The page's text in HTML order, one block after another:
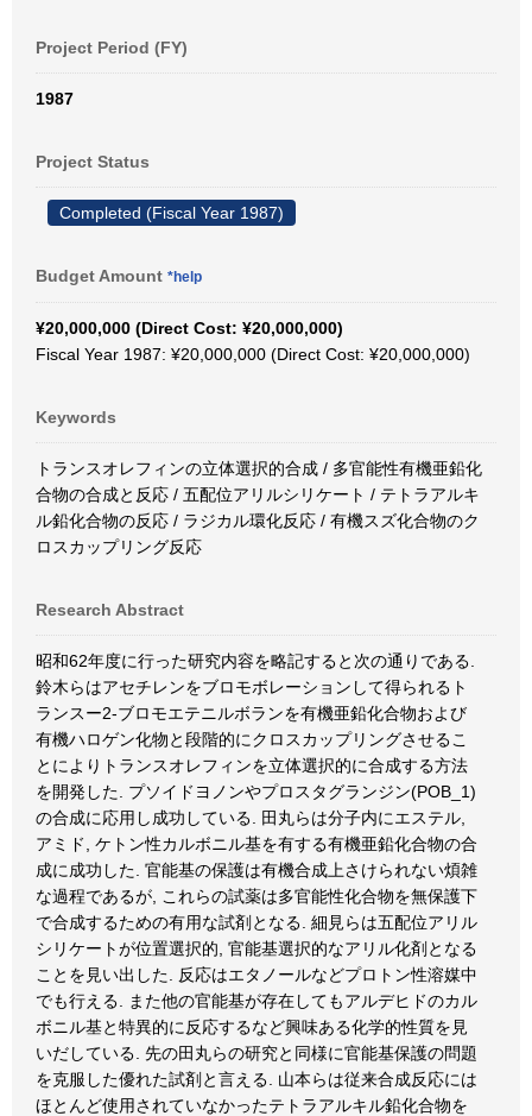
Project Period (FY)
1987
Project Status
Completed (Fiscal Year 1987)
Budget Amount *help
¥20,000,000 (Direct Cost: ¥20,000,000)
Fiscal Year 1987: ¥20,000,000 (Direct Cost: ¥20,000,000)
Keywords
トランスオレフィンの立体選択的合成 / 多官能性有機亜鉛化
合物の合成と反応 / 五配位アリルシリケート / テトラアルキ
ル鉛化合物の反応 / ラジカル環化反応 / 有機スズ化合物のク
ロスカップリング反応
Research Abstract
昭和62年度に行った研究内容を略記すると次の通りである.
鈴木らはアセチレンをブロモボレーションして得られるト
ランスー2-ブロモエテニルボランを有機亜鉛化合物および
有機ハロゲン化物と段階的にクロスカップリングさせるこ
とによりトランスオレフィンを立体選択的に合成する方法
を開発した. プソイドヨノンやプロスタグランジン(POB_1)
の合成に応用し成功している. 田丸らは分子内にエステル,
アミド, ケトン性カルボニル基を有する有機亜鉛化合物の合
成に成功した. 官能基の保護は有機合成上さけられない煩雑
な過程であるが, これらの試薬は多官能性化合物を無保護下
で合成するための有用な試剤となる. 細見らは五配位アリル
シリケートが位置選択的, 官能基選択的なアリル化剤となる
ことを見い出した. 反応はエタノールなどプロトン性溶媒中
でも行える. また他の官能基が存在してもアルデヒドのカル
ボニル基と特異的に反応するなど興味ある化学的性質を見
いだしている. 先の田丸らの研究と同様に官能基保護の問題
を克服した優れた試剤と言える. 山本らは従来合成反応には
ほとんど使用されていなかったテトラアルキル鉛化合物を